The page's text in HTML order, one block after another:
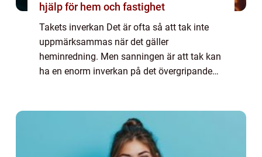
hjälp för hem och fastighet
Takets inverkan Det är ofta så att tak inte
uppmärksammas när det gäller
heminredning. Men sanningen är att tak kan
ha en enorm inverkan på det övergripande